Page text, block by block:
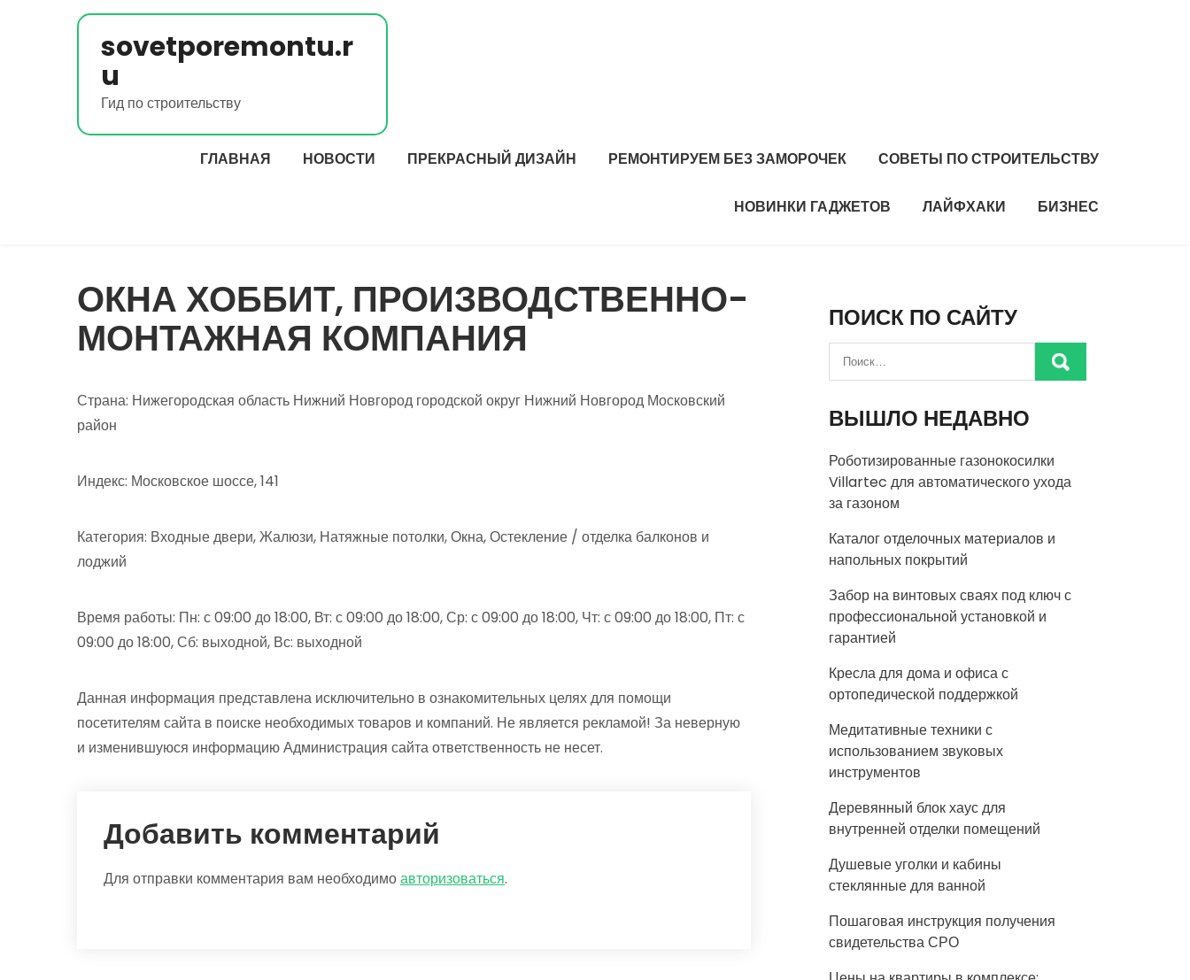
sovetporemontu.r
u
Гид по строительству
ГЛАВНАЯ НОВОСТИ ПРЕКРАСНЫЙ ДИЗАЙН РЕМОНТИРУЕМ БЕЗ ЗАМОРОЧЕК СОВЕТЫ ПО СТРОИТЕЛЬСТВУ
НОВИНКИ ГАДЖЕТОВ ЛАЙФХАКИ БИЗНЕС
ОКНА ХОББИТ, ПРОИЗВОДСТВЕННО-
МОНТАЖНАЯ КОМПАНИЯ
Страна: Нижегородская область Нижний Новгород городской округ Нижний Новгород Московский
район
Индекс: Московское шоссе, 141
Категория: Входные двери, Жалюзи, Натяжные потолки, Окна, Остекление / отделка балконов и
лоджий
Время работы: Пн: с 09:00 до 18:00, Вт: с 09:00 до 18:00, Ср: с 09:00 до 18:00, Чт: с 09:00 до 18:00, Пт: с
09:00 до 18:00, Сб: выходной, Вс: выходной
Данная информация представлена исключительно в ознакомительных целях для помощи
посетителям сайта в поиске необходимых товаров и компаний. Не является рекламой! За неверную
и изменившуюся информацию Администрация сайта ответственность не несет.
Добавить комментарий
Для отправки комментария вам необходимоавторизоваться.
ПОИСК ПО САЙТУ
ВЫШЛО НЕДАВНО
Роботизированные газонокосилки
Villartec для автоматического ухода
за газоном
Каталог отделочных материалов и
напольных покрытий
Забор на винтовых сваях под ключ с
профессиональной установкой и
гарантией
Кресла для дома и офиса с
ортопедической поддержкой
Медитативные техники с
использованием звуковых
инструментов
Деревянный блок хаус для
внутренней отделки помещений
Душевые уголки и кабины
стеклянные для ванной
Пошаговая инструкция получения
свидетельства СРО